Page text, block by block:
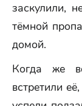
заскулили,
тёмной
домой.
Когда же
встретили